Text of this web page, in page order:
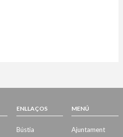
ENLLAÇOS
Bústia
MENÚ
Ajuntament